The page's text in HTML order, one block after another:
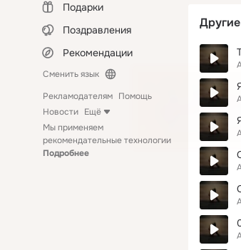
Подарки
Поздравления
Рекомендации
Сменить язык
Рекламодателям Помощь
Новости Ещё
Мы применяем
рекомендательные технологии
Подробнее